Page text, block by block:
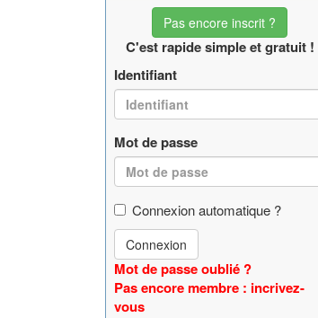
Pas encore inscrit ?
C'est rapide simple et gratuit !
Identifiant
Mot de passe
Connexion automatique ?
Connexion
Mot de passe oublié ?
Pas encore membre : incrivez-
vous